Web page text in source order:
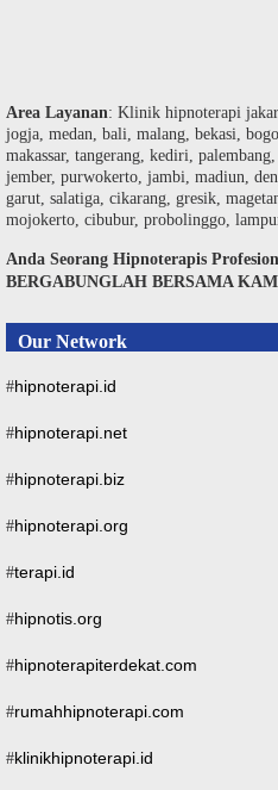
Area Layanan: Klinik hipnoterapi
jogja, medan, bali, malang, bekasi,
makassar, tangerang, kediri,
jember, purwokerto, jambi, madiun,
garut, salatiga, cikarang, gresik,
mojokerto, cibubur, probolinggo,
Anda Seorang Hipnoterapis
BERGABUNGLAH BERSAMA
Our Network
#hipnoterapi.id
#hipnoterapi.net
#hipnoterapi.biz
#hipnoterapi.org
#terapi.id
#hipnotis.org
#hipnoterapiterdekat.com
#rumahhipnoterapi.com
#klinikhipnoterapi.id